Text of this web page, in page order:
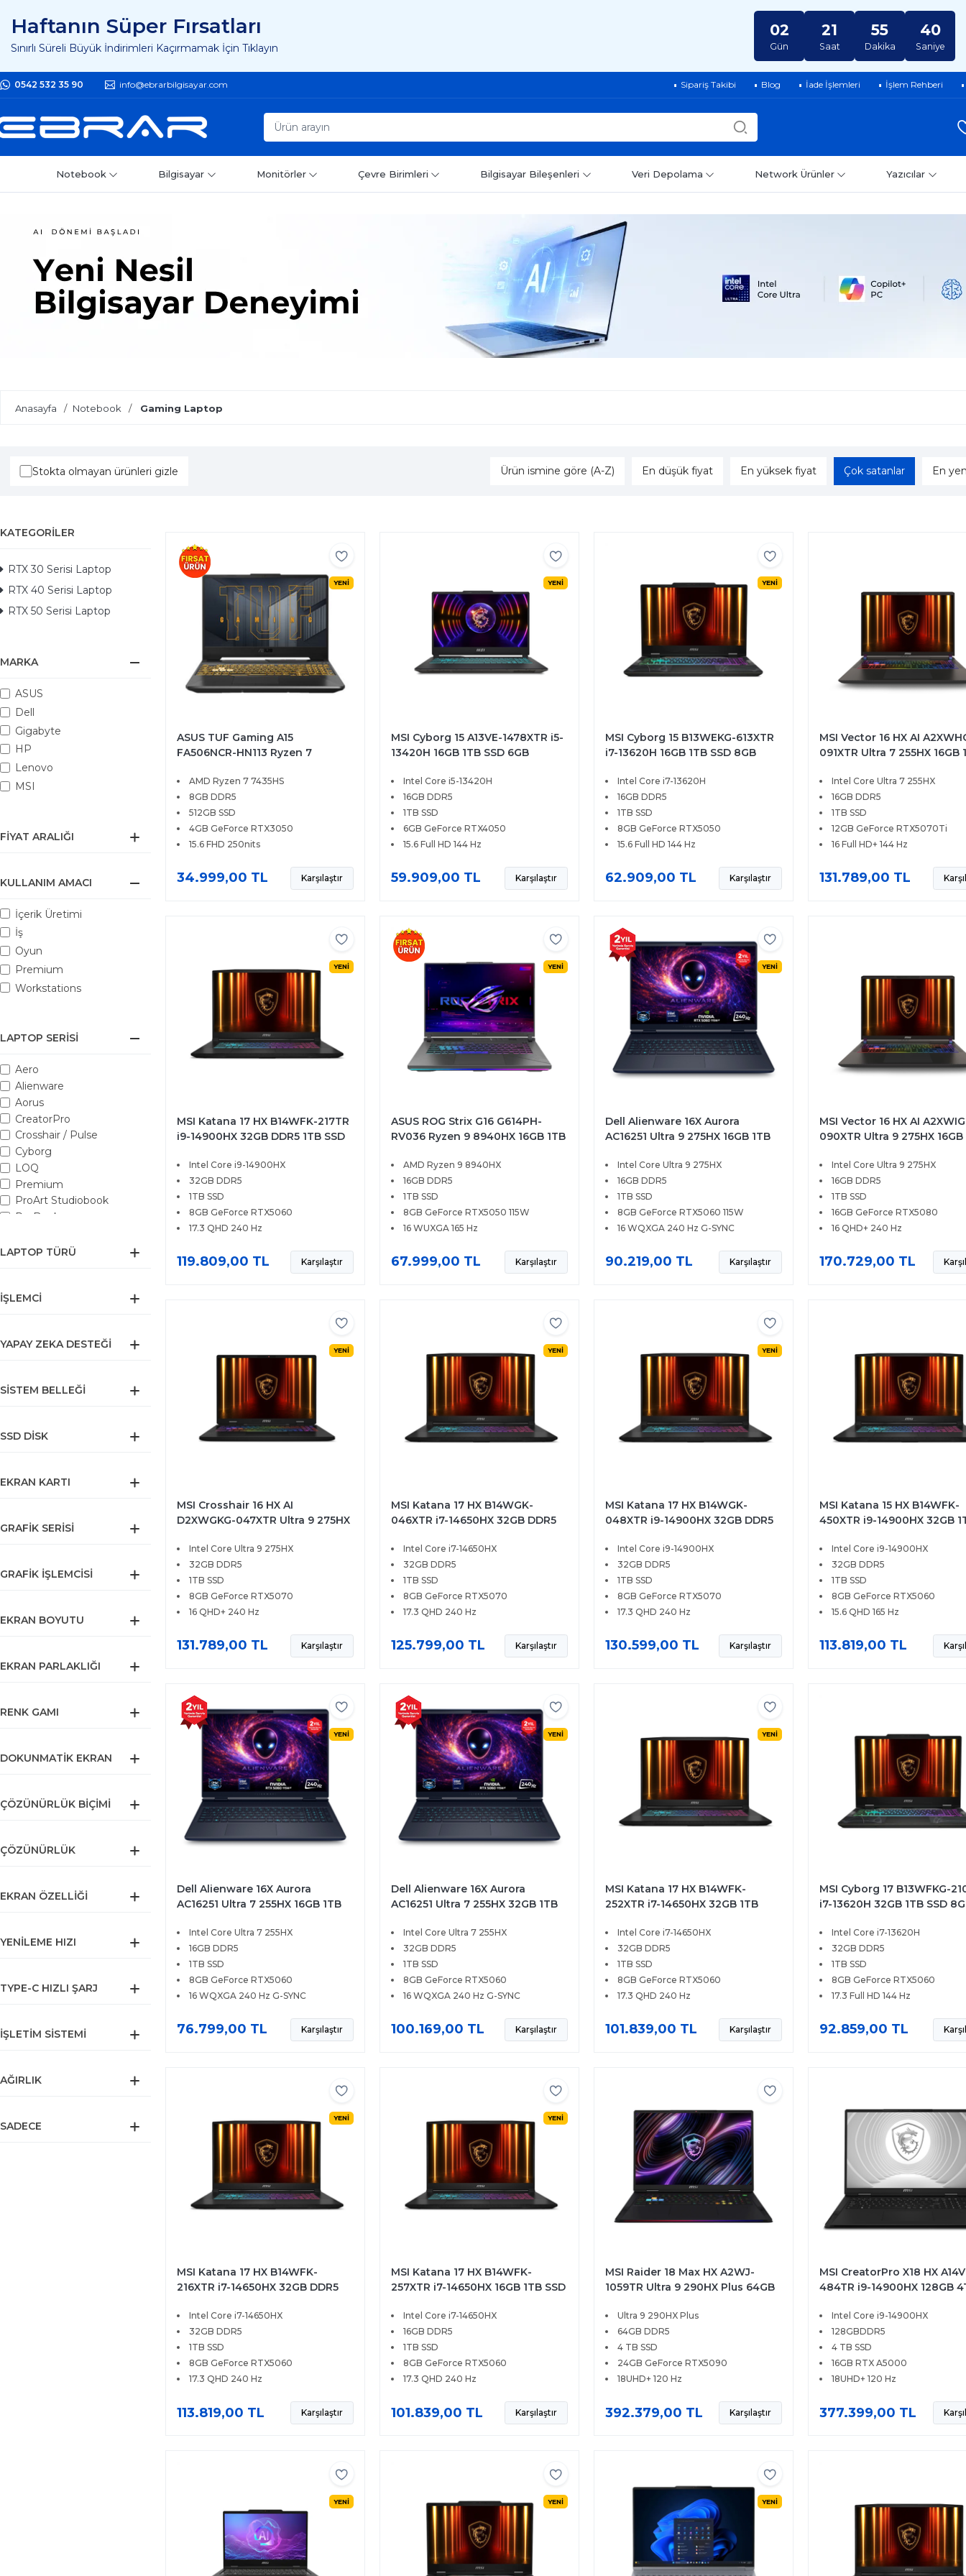
Haftanın Süper Fırsatları
Sınırlı Süreli Büyük İndirimleri Kaçırmamak İçin Tıklayın
02
Gün
21
Saat
55
Dakika
39
Saniye
0542 532 35 90 info@ebrarbilgisayar.com Sipariş Takibi Blog İade İşlemleri İşlem Rehberi
Notebook Bilgisayar Monitörler Çevre Birimleri Bilgisayar Bileşenleri Veri Depolama Network Ürünler Yazıcılar
Anasayfa Notebook Gaming Laptop
Stokta olmayan ürünleri gizle Ürün ismine göre (A-Z) En düşük fiyat En yüksek fiyat Çok satanlar En
KATEGORILER
RTX 30 Serisi Laptop
RTX 40 Serisi Laptop
RTX 50 Serisi Laptop
MARKA
ASUS
Dell
Gigabyte
HP
Lenovo
MSI
FIYAT ARALIĞI
KULLANIM AMACI
İçerik Üretimi
İş
Oyun
Premium
Workstations
LAPTOP SERISI
Aero
Alienware
Aorus
CreatorPro
Crosshair / Pulse
Cyborg
LOQ
Premium
ProArt Studiobook
ProBook
ROG
ThinkBook
Vector
LAPTOP TÜRÜ
İŞLEMCI
YAPAY ZEKA DESTEĞI
SISTEM BELLEĞI
SSD DISK
EKRAN KARTI
GRAFIK SERISI
GRAFIK İŞLEMCISI
EKRAN BOYUTU
EKRAN PARLAKLIĞI
RENK GAMI
DOKUNMATIK EKRAN
ÇÖZÜNÜRLÜK BIÇIMI
ÇÖZÜNÜRLÜK
EKRAN ÖZELLIĞI
YENILEME HIZI
TYPE-C HIZLI ŞARJ
İŞLETIM SISTEMI
AĞIRLIK
SADECE
YENİ
ASUS TUF Gaming A15
FA506NCR-HN113 Ryzen 7
RTX3050 15.6 FHD 144Hz
FreeDOS
AMD Ryzen 7 7435HS
8GB DDR5
512GB SSD
4GB GeForce RTX3050
15.6 FHD 250nits
34.999,00 TL Karşılaştır
YENİ
MSI Cyborg 15 A13VE-1478XTR i5-
13420H 16GB 1TB SSD 6GB
FreeDOS
Intel Core i5-13420H
16GB DDR5
1TB SSD
6GB GeForce RTX4050
15.6 Full HD 144 Hz
59.909,00 TL Karşılaştır
YENİ
MSI Cyborg 15 B13WEKG-613XTR
i7-13620H 16GB 1TB SSD 8GB
FreeDOS
Intel Core i7-13620H
16GB DDR5
1TB SSD
8GB GeForce RTX5050
15.6 Full HD 144 Hz
62.909,00 TL Karşılaştır
MSI Vector 16 HX AI
091XTR Ultra 7 255HX 16GB
FHD+ 144Hz FreeDOS
Intel Core Ultra 7 255HX
16GB DDR5
1TB SSD
12GB GeForce RTX5070Ti
16 Full HD+ 144 Hz
131.789,00 TL
YENİ
MSI Katana 17 HX B14WFK-217TR
i9-14900HX 32GB DDR5 1TB SSD
Windows 11 Home
Intel Core i9-14900HX
32GB DDR5
1TB SSD
8GB GeForce RTX5060
17.3 QHD 240 Hz
119.809,00 TL Karşılaştır
YENİ
ASUS ROG Strix G16 G614PH-
RV036 Ryzen 9 8940HX 16GB 1TB
WUXGA 165Hz FreeDOS
AMD Ryzen 9 8940HX
16GB DDR5
1TB SSD
8GB GeForce RTX5050 115W
16 WUXGA 165 Hz
67.999,00 TL Karşılaştır
YENİ
Dell Alienware 16X Aurora
AC16251 Ultra 9 275HX 16GB 1TB
WQXGA 240Hz Windows 11
Intel Core Ultra 9 275HX
16GB DDR5
1TB SSD
8GB GeForce RTX5060 115W
16 WQXGA 240 Hz G-SYNC
90.219,00 TL Karşılaştır
MSI Vector 16 HX AI
090XTR Ultra 9 275HX 16GB
QHD+ 240Hz FreeDOS
Intel Core Ultra 9 275HX
16GB DDR5
1TB SSD
16GB GeForce RTX5080
16 QHD+ 240 Hz
170.729,00 TL
YENİ
MSI Crosshair 16 HX AI
D2XWGKG-047XTR Ultra 9 275HX
115W 16 QHD+ 240Hz FreeDOS
Intel Core Ultra 9 275HX
32GB DDR5
1TB SSD
8GB GeForce RTX5070
16 QHD+ 240 Hz
131.789,00 TL Karşılaştır
YENİ
MSI Katana 17 HX B14WGK-
046XTR i7-14650HX 32GB DDR5
240Hz FreeDOS
Intel Core i7-14650HX
32GB DDR5
1TB SSD
8GB GeForce RTX5070
17.3 QHD 240 Hz
125.799,00 TL Karşılaştır
YENİ
MSI Katana 17 HX B14WGK-
048XTR i9-14900HX 32GB DDR5
240Hz FreeDOS
Intel Core i9-14900HX
32GB DDR5
1TB SSD
8GB GeForce RTX5070
17.3 QHD 240 Hz
130.599,00 TL Karşılaştır
MSI Katana 15 HX B14WFK-
450XTR i9-14900HX 32GB
165Hz FreeDOS
Intel Core i9-14900HX
32GB DDR5
1TB SSD
8GB GeForce RTX5060
15.6 QHD 165 Hz
113.819,00 TL
YENİ
Dell Alienware 16X Aurora
AC16251 Ultra 7 255HX 16GB 1TB
WQXGA 240Hz Windows 11
Intel Core Ultra 7 255HX
16GB DDR5
1TB SSD
8GB GeForce RTX5060
16 WQXGA 240 Hz G-SYNC
76.799,00 TL Karşılaştır
YENİ
Dell Alienware 16X Aurora
AC16251 Ultra 7 255HX 32GB 1TB
WQXGA 240Hz Windows 11
Intel Core Ultra 7 255HX
32GB DDR5
1TB SSD
8GB GeForce RTX5060
16 WQXGA 240 Hz G-SYNC
100.169,00 TL Karşılaştır
YENİ
MSI Katana 17 HX B14WFK-
252XTR i7-14650HX 32GB 1TB
240Hz FreeDOS
Intel Core i7-14650HX
32GB DDR5
1TB SSD
8GB GeForce RTX5060
17.3 QHD 240 Hz
101.839,00 TL Karşılaştır
MSI Cyborg 17 B13WFKG-
i7-13620H 32GB 1TB SSD
FreeDOS
Intel Core i7-13620H
32GB DDR5
1TB SSD
8GB GeForce RTX5060
17.3 Full HD 144 Hz
92.859,00 TL
YENİ
MSI Katana 17 HX B14WFK-
216XTR i7-14650HX 32GB DDR5
240Hz FreeDOS
Intel Core i7-14650HX
32GB DDR5
1TB SSD
8GB GeForce RTX5060
17.3 QHD 240 Hz
113.819,00 TL Karşılaştır
YENİ
MSI Katana 17 HX B14WFK-
257XTR i7-14650HX 16GB 1TB SSD
240Hz FreeDOS
Intel Core i7-14650HX
16GB DDR5
1TB SSD
8GB GeForce RTX5060
17.3 QHD 240 Hz
101.839,00 TL Karşılaştır
MSI Raider 18 Max HX A2WJ-
1059TR Ultra 9 290HX Plus 64GB
UHD+ 120Hz Windows 11
Ultra 9 290HX Plus
64GB DDR5
4 TB SSD
24GB GeForce RTX5090
18UHD+ 120 Hz
392.379,00 TL Karşılaştır
MSI CreatorPro X18 HX
484TR i9-14900HX 128GB
120Hz Windows 11 Pro
Intel Core i9-14900HX
128GBDDR5
4 TB SSD
16GB RTX A5000
18UHD+ 120 Hz
377.399,00 TL
YENİ YENİ YENİ